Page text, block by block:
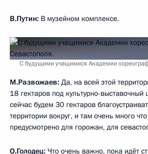
В.Путин: В музейном комплексе.
С будущими учащимися Академии
М.Развожаев: Да, на всей этой
18 гектаров под культурно-
сейчас будем 30 гектаров
территории вокруг, и там очень много
предусмотрено для горожан, для
О.Голодец: Что очень важно, пока идёт